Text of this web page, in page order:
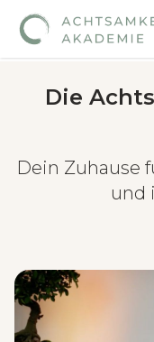
Die
Dein Zuhause
und